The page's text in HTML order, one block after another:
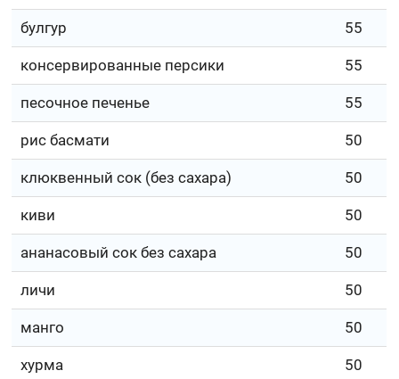
булгур 55
консервированные персики 55
песочное печенье 55
рис басмати 50
клюквенный сок (без сахара) 50
киви 50
ананасовый сок без сахара 50
личи 50
манго 50
хурма 50